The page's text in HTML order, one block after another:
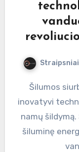
Straipsniai
Šilumos siurbliai oras-vanduo – moderni ir
inovatyvi
namų
šiluminę